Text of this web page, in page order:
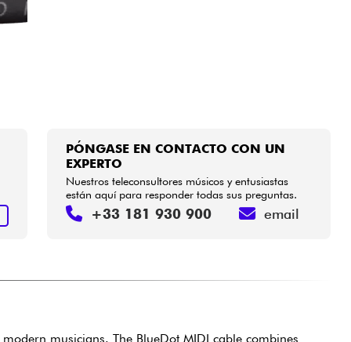
PÓNGASE EN CONTACTO CON UN
EXPERTO
Nuestros teleconsultores músicos y entusiastas
están aquí para responder todas sus preguntas.
+33 181 930 900 email
musicians. The BlueDot MIDI cable combines